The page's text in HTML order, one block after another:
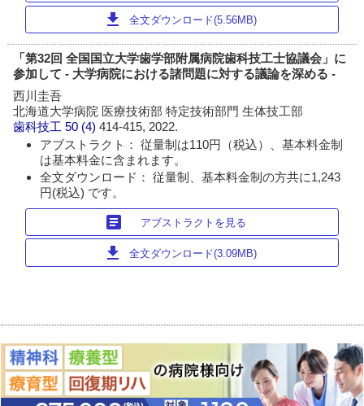
download 全文ダウンロード(5.56MB)
「第32回 全国国立大学歯学部附属病院歯科技工士協議会」に
参加して - 大学病院における諸問題に対する議論を深める -
西川圭吾
北海道大学病院 医療技術部 特定技術部門 生体技工部
歯科技工 50 (4)414-415, 2022.
アブストラクト： 従量制は110円（税込）、基本料金制
は基本料金に含まれます。
全文ダウンロード： 従量制、基本料金制の方共に1,243
円(税込) です。
article アブストラクトを見る
download 全文ダウンロード(3.09MB)